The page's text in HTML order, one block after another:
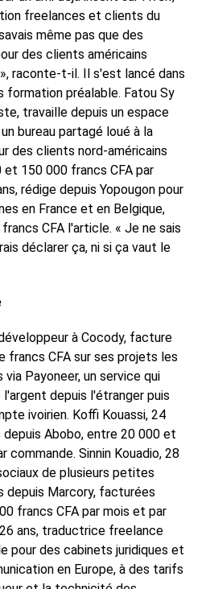
freelances et clients du
même pas que des
des clients américains
raconte-t-il. Il s'est lancé dans
formation préalable. Fatou Sy
travaille depuis un espace
bureau partagé loué à la
des clients nord-américains
150 000 francs CFA par
rédige depuis Yopougon pour
en France et en Belgique,
CFA l'article. « Je ne sais
déclarer ça, ni si ça vaut le
développeur à Cocody, facture
francs CFA sur ses projets les
Payoneer, un service qui
depuis l'étranger puis
ivoirien. Koffi Kouassi, 24
Abobo, entre 20 000 et
commande. Sinnin Kouadio, 28
de plusieurs petites
depuis Marcory, facturées
francs CFA par mois et par
ans, traductrice freelance
pour des cabinets juridiques et
en Europe, à des tarifs